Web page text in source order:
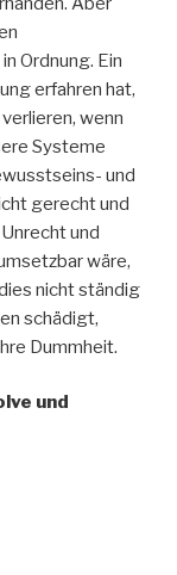
Ordnung. Ein
erfahren hat,
wenn
Systeme
und
gerecht und
und
wäre,
nicht ständig
schädigt,
Dummheit.
und